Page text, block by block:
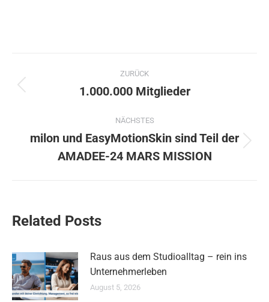
Kommentarnavigation
ZURÜCK
Vorheriger
1.000.000 Mitglieder
NÄCHSTES
Beitrag:
milon und EasyMotionSkin sind Teil der
AMADEE-24 MARS MISSION
Related Posts
Raus aus dem Studioalltag – rein ins
Unternehmerleben
August 5, 2026